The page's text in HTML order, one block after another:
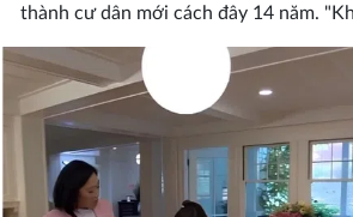
thành cư dân mới cách đây 14 năm.